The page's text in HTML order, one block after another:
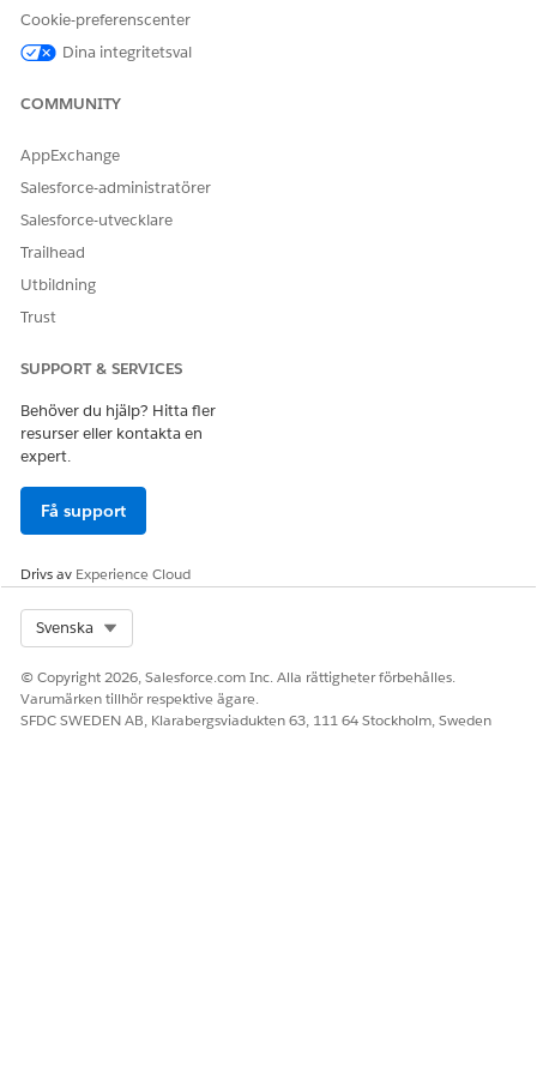
SE ÄVEN:
Salesforce-hjälpen: Aktivera information om finanskonton
Cookie-preferenscenter
Dina integritetsval
COMMUNITY
AppExchange
Salesforce-administratörer
Salesforce-utvecklare
Trailhead
Utbildning
Trust
SUPPORT & SERVICES
Behöver du hjälp? Hitta fler
resurser eller kontakta en
expert.
Få support
Drivs av Experience Cloud
Svenska
© Copyright 2026, Salesforce.com Inc. Alla rättigheter förbehålles.
Varumärken tillhör respektive ägare.
SFDC SWEDEN AB, Klarabergsviadukten 63, 111 64 Stockholm, Sweden